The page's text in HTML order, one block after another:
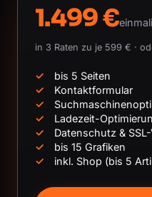
1.499 €
in 3 Raten zu je 599 € ·
bis 5 Seiten
Kontaktformular
Ladezeit-
Datenschutz &
bis 15 Grafiken
inkl. Shop (bis 5